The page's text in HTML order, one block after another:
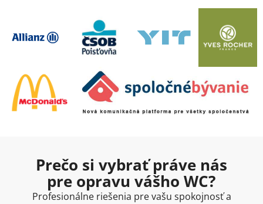
Prečo si vybrať práve nás
pre opravu vášho WC?
Profesionálne riešenia pre vašu spokojnosť a